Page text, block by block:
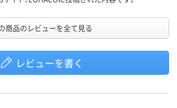
商品のレビューを全て見る
レビューを書く